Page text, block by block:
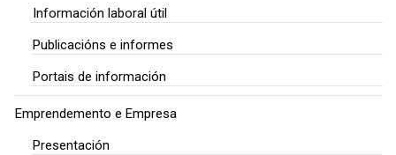
Información laboral útil
Publicacións e informes
Portais de información
Emprendemento e Empresa
Presentación